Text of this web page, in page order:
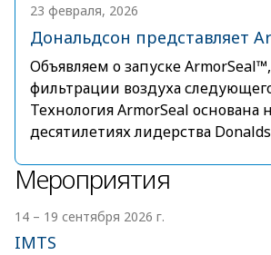
23 февраля, 2026
Дональдсон представляет
Объявляем о запуске
фильтрации воздуха
Технология ArmorSeal основана
десятилетиях лидерства
определяющего отрасль
нового стандарта,
требовательных современных
сред.
Мероприятия
14 – 19 сентября 2026 г.
IMTS